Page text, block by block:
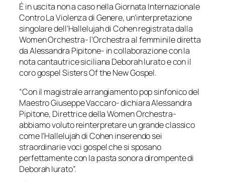
È in uscita non a caso nella Giornata Internazionale
Contro La Violenza di Genere, un’interpretazione
singolare dell’Hallelujah di Cohen registrata dalla
Women Orchestra- l’Orchestra al femminile diretta
da Alessandra Pipitone- in collaborazione con la
nota cantautrice siciliana Deborah Iurato e con il
coro gospel Sisters Of the New Gospel.
“Con il magistrale arrangiamento pop sinfonico del
Maestro Giuseppe Vaccaro- dichiara Alessandra
Pipitone, Direttrice della Women Orchestra-
abbiamo voluto reinterpretare un grande classico
come l’Hallelujah di Cohen inserendo sei
straordinarie voci gospel che si sposano
perfettamente con la pasta sonora dirompente di
Deborah Iurato”.